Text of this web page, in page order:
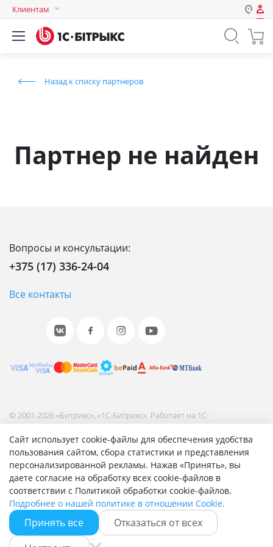
Сайт использует cookie-файлы для обеспечения удобства
пользования сайтом, сбора статистики и представления
персонализированной рекламы. Нажав «Принять», вы
даете согласие на обработку всех cookie-файлов в
соответствии с Политикой обработки cookie-файлов.
Подробнее о нашей политике в отношении Cookie.
Принять все
Отказаться от всех
Клиентам
Авторизация
или войдите с помощью
Назад к списку партнеров
Партнер не найден
Вопросы и консультации:
+375 (17) 336-24-04
Все контакты
© 2001-2026 «Битрикс», «1С-Битрикс». Работает на 1С-
Битрикс: Управление сайтом.
Согласие на обработку персональных данных
Отзыв согласия на обработку персональных данных
Политика обработки персональных данных
Соглашение об использовании сайта
Быстро с 1С-Битрикс